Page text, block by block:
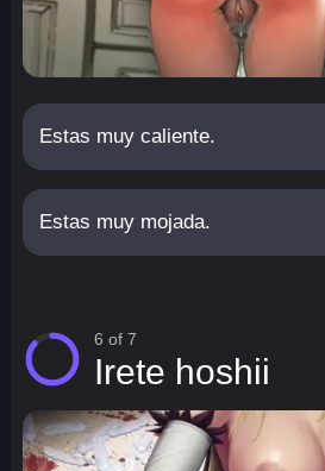
Estas muy caliente.
Estas muy mojada.
6 of 7
Irete hoshii